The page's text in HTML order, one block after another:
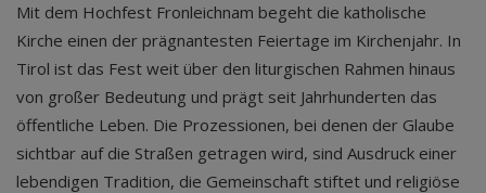
Mit dem Hochfest Fronleichnam begeht die katholische
Kirche einen der prägnantesten Feiertage im Kirchenjahr. In
Tirol ist das Fest weit über den liturgischen Rahmen hinaus
von großer Bedeutung und prägt seit Jahrhunderten das
öffentliche Leben. Die Prozessionen, bei denen der Glaube
sichtbar auf die Straßen getragen wird, sind Ausdruck einer
lebendigen Tradition, die Gemeinschaft stiftet und religiöse